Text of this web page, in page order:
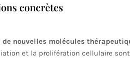
concrètes
de nouvelles molécules
et la prolifération cellulaire